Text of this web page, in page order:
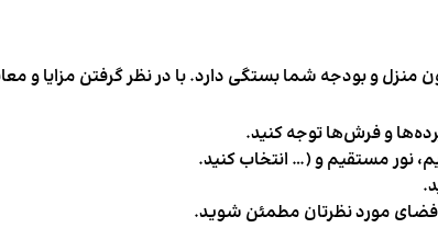
و بودجه شما بستگی دارد. با در نظر گرفتن مزایا و
و فرش‌ها توجه کنید.
نور مستقیم و (… انتخاب کنید.
فضای مورد نظرتان مطمئن شوید.